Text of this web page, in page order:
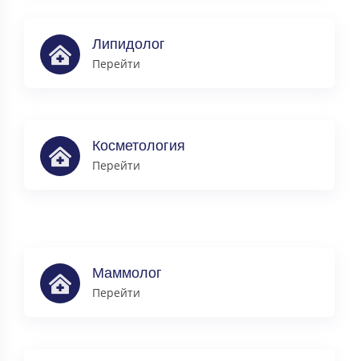
Липидолог
Перейти
Косметология
Перейти
Маммолог
Перейти